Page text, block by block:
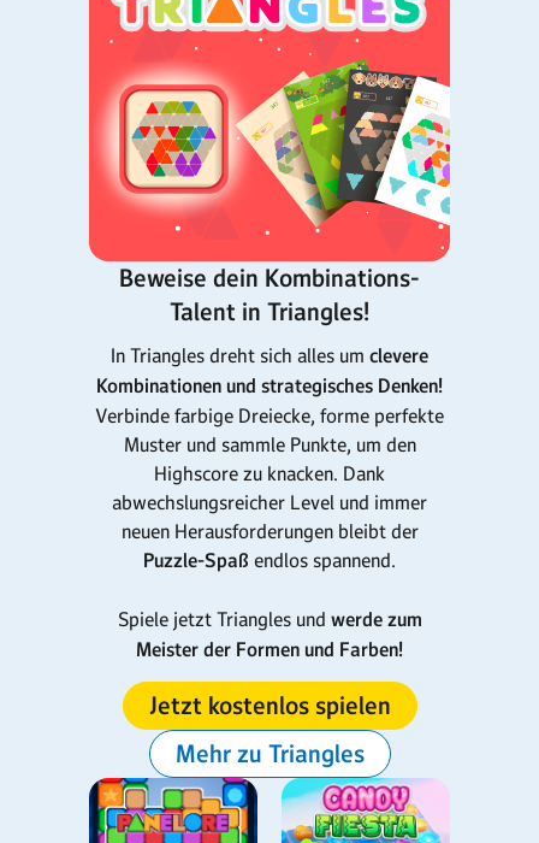
Beweise dein Kombinations-
Talent in Triangles!
In Triangles dreht sich alles um clevere
Kombinationen und strategisches Denken!
Verbinde farbige Dreiecke, forme perfekte
Muster und sammle Punkte, um den
Highscore zu knacken. Dank
abwechslungsreicher Level und immer
neuen Herausforderungen bleibt der
Puzzle-Spaß endlos spannend.
Spiele jetzt Triangles und werde zum
Meister der Formen und Farben!
Jetzt kostenlos spielen
Mehr zu Triangles